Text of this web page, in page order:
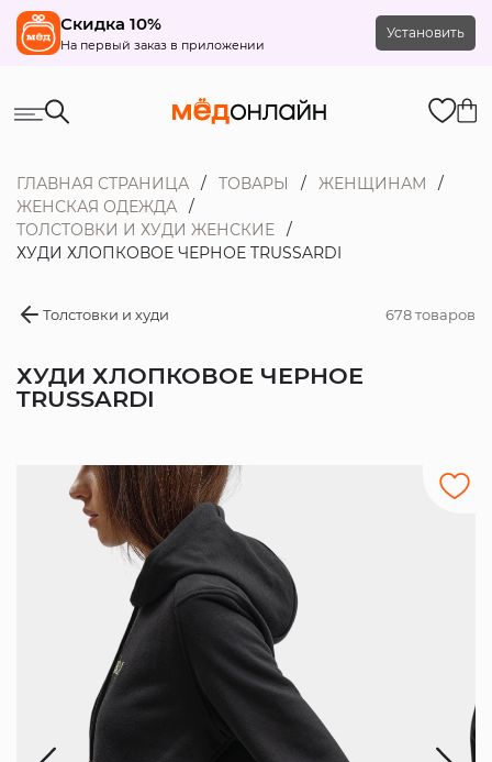
Скидка 10%
На первый заказ в приложении
Установить
ГЛАВНАЯ СТРАНИЦА ТОВАРЫ
ЖЕНЩИНАМ
ЖЕНСКАЯ ОДЕЖДА
ТОЛСТОВКИ И ХУДИ ЖЕНСКИЕ
ХУДИ ХЛОПКОВОЕ ЧЕРНОЕ TRUSSARDI
Толстовки и худи 678 товаров
ХУДИ ХЛОПКОВОЕ ЧЕРНОЕ
TRUSSARDI